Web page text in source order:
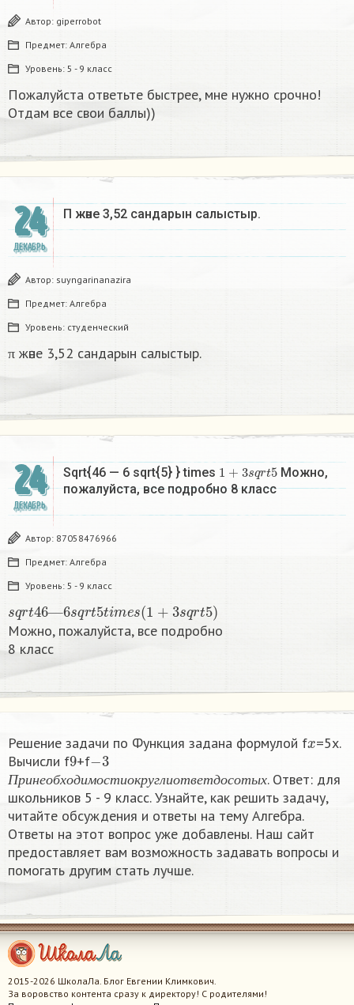
Автор: giperrobot
Предмет: Алгебра
Уровень: 5 - 9 класс
Пожалуйста ответьте быстрее, мне нужно срочно!
Отдам все свои баллы))
24
ДЕКАБРЬ
Π және 3,52 сандарын салыстыр. ​
Автор: suyngarinanazira
Предмет: Алгебра
Уровень: студенческий
π және 3,52 сандарын салыстыр.
24
ДЕКАБРЬ
Sqrt{46 — 6 sqrt{5} } times 1+3sqrt5 Можно,
пожалуйста, все подробно 8 класс​
Автор: 87058476966
Предмет: Алгебра
Уровень: 5 - 9 класс
t 46 6 t5t im 1+ q )
Можно, пожалуйста, все подробно
8 класс​
Решение задачи по Функция задана формулой f =5x.
Вычисли f9+f−3
П р и н е о бх о д им о с т и о кр у гл и о т в е т д о с о т ых
Принеоб хо д мо
. Ответ: для
школьников 5 - 9 класс. Узнайте, как решить задачу,
читайте обсуждения и ответы на тему Алгебра.
Ответы на этот вопрос уже добавлены. Наш сайт
предоставляет вам возможность задавать вопросы и
помогать другим стать лучше.
2015-2026 ШколаЛа. Блог Евгении Климкович.
За воровство контента сразу к директору! С родителями!